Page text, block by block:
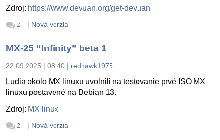
Zdroj: https://www.devuan.org/get-devuan
2 | Nová verzia
MX-25 “Infinity” beta 1
22.09.2025 | 08:40 | redhawk1975
Ludia okolo MX linuxu uvolnili na testovanie prvé ISO MX
linuxu postavené na Debian 13.
Zdroj: MX linux
2 | Nová verzia